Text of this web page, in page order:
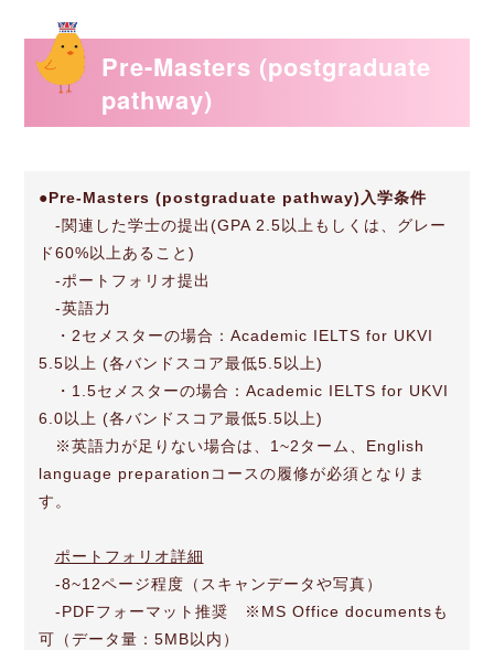
Pre-Masters (postgraduate
pathway)
●Pre-Masters (postgraduate pathway)入学条件
-関連した学士の提出(GPA 2.5以上もしくは、グレー
ド60%以上あること)
-ポートフォリオ提出
-英語力
・2セメスターの場合：Academic IELTS for UKVI
5.5以上 (各バンドスコア最低5.5以上)
・1.5セメスターの場合：Academic IELTS for UKVI
6.0以上 (各バンドスコア最低5.5以上)
※英語力が足りない場合は、1~2ターム、English
language preparationコースの履修が必須となりま
す。
ポートフォリオ詳細
-8~12ページ程度（スキャンデータや写真）
‐PDFフォーマット推奨 ※MS Office documentsも
可（データ量：5MB以内）